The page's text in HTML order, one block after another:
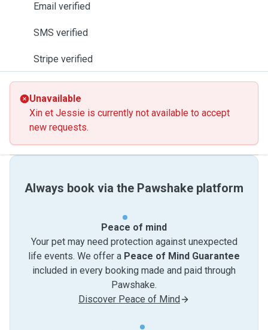
Email verified
SMS verified
Stripe verified
Unavailable
Xin et Jessie is currently not available to accept
new requests.
Always book via the Pawshake platform
Peace of mind
Your pet may need protection against unexpected
life events. We offer a Peace of Mind Guarantee
included in every booking made and paid through
Pawshake.
Discover Peace of Mind